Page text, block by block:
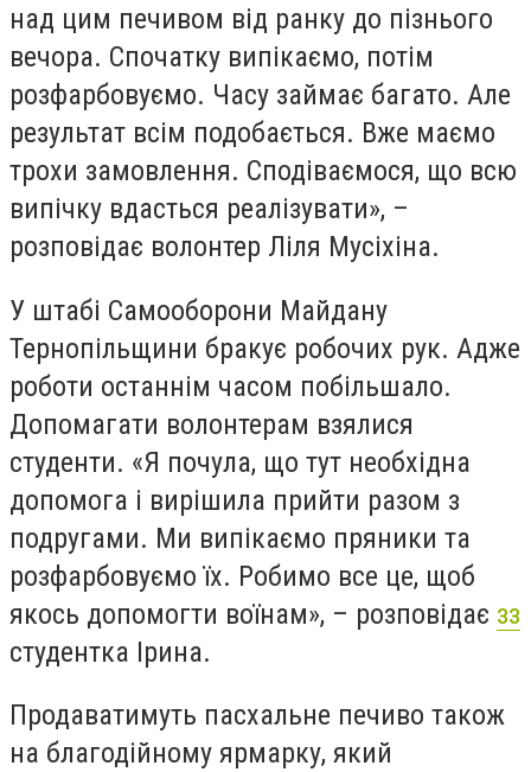
над цим печивом від ранку до пізнього
вечора. Спочатку випікаємо, потім
розфарбовуємо. Часу займає багато. Але
результат всім подобається. Вже маємо
трохи замовлення. Сподіваємося, що всю
випічку вдасться реалізувати», –
розповідає волонтер Ліля Мусіхіна.
У штабі Самооборони Майдану
Тернопільщини бракує робочих рук. Адже
роботи останнім часом побільшало.
Допомагати волонтерам взялися
студенти. «Я почула, що тут необхідна
допомога і вирішила прийти разом з
подругами. Ми випікаємо пряники та
розфарбовуємо їх. Робимо все це, щоб
якось допомогти воїнам», – розповідає зз
студентка Ірина.
Продаватимуть пасхальне печиво також
на благодійному ярмарку, який